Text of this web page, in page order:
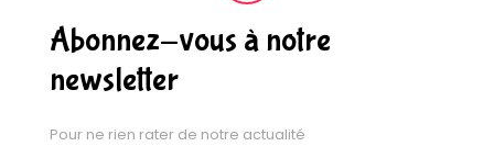
Abonnez-vous à notre
newsletter
Pour ne rien rater de notre actualité